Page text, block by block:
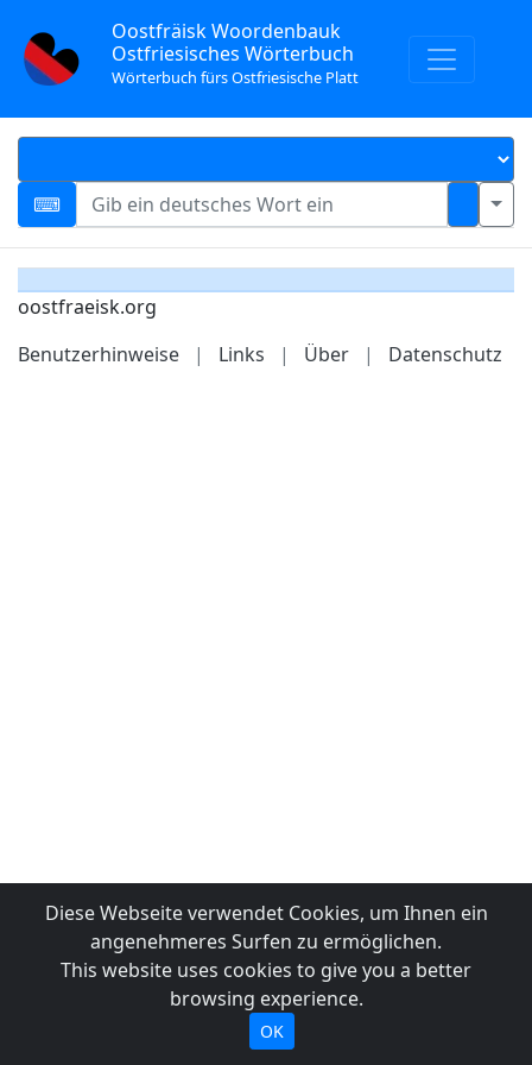
Oostfräisk Woordenbauk
Ostfriesisches Wörterbuch
Wörterbuch fürs Ostfriesische Platt
oostfraeisk.org
Benutzerhinweise
| Links | Über | Datenschutz
Diese Webseite verwendet Cookies, um Ihnen ein
angenehmeres Surfen zu ermöglichen.
This website uses cookies to give you a better
browsing experience.
OK